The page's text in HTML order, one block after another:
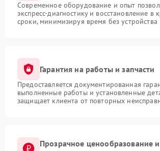
Современное оборудование и опыт
экспресс-диагностику и восстановление в
сроки, минимизируя время без устройства
Гарантия на работы и запчасти
Предоставляется документированная
выполненные работы и установленные
защищает клиента от повторных
Прозрачное ценообразование